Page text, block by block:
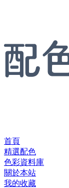
首頁
精選配色
色彩資料庫
關於本站
我的收藏